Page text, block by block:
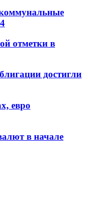
отметки в
достигли
евро
в начале